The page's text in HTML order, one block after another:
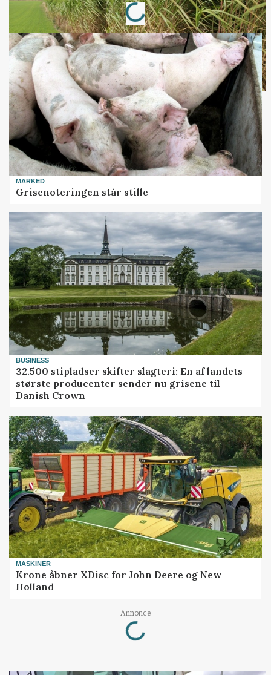
Loading...
MARKED
Grisenoteringen står stille
BUSINESS
32.500 stipladser skifter slagteri: En af landets
største producenter sender nu grisene til
Danish Crown
MASKINER
Krone åbner XDisc for John Deere og New
Holland
Annonce
Loading...